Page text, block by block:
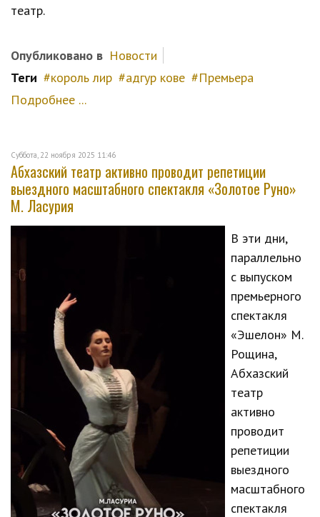
театр.
Опубликовано в Новости
Теги
король лир адгур кове
Премьера
Подробнее ...
Суббота, 22 ноября 2025 11:46
Абхазский театр активно проводит репетиции
выездного масштабного спектакля «Золотое Руно»
М. Ласурия
В эти дни,
параллельно
с выпуском
премьерного
спектакля
«Эшелон» М.
Рощина,
Абхазский
театр
активно
проводит
репетиции
выездного
масштабного
спектакля